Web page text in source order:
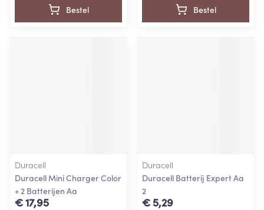
Bestel Bestel
Duracell
Duracell Mini Charger Color
+ 2 Batterijen Aa
€ 17,95
Duracell
Duracell Batterij Expert Aa
2
€ 5,29